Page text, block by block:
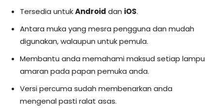
Tersedia untukAndroid dan iOS.
Antara muka yang mesra pengguna dan mudah
digunakan, walaupun untuk pemula.
Membantu anda memahami maksud setiap lampu
amaran pada papan pemuka anda.
Versi percuma sudah membenarkan anda
mengenal pasti ralat asas.